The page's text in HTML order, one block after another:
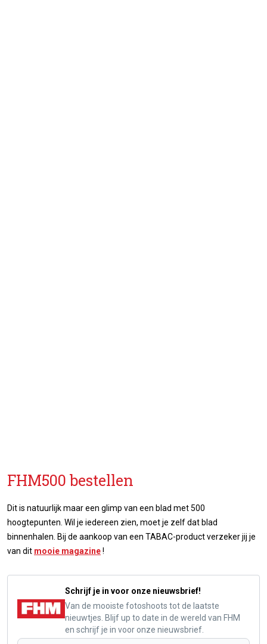
FHM500 bestellen
Dit is natuurlijk maar een glimp van een blad met 500
hoogtepunten. Wil je iedereen zien, moet je zelf dat blad
binnenhalen. Bij de aankoop van een TABAC-product verzeker jij je
van dit mooie magazine!
Schrijf je in voor onze nieuwsbrief!
Van de mooiste fotoshoots tot de laatste
nieuwtjes. Blijf up to date in de wereld van FHM
en schrijf je in voor onze nieuwsbrief.